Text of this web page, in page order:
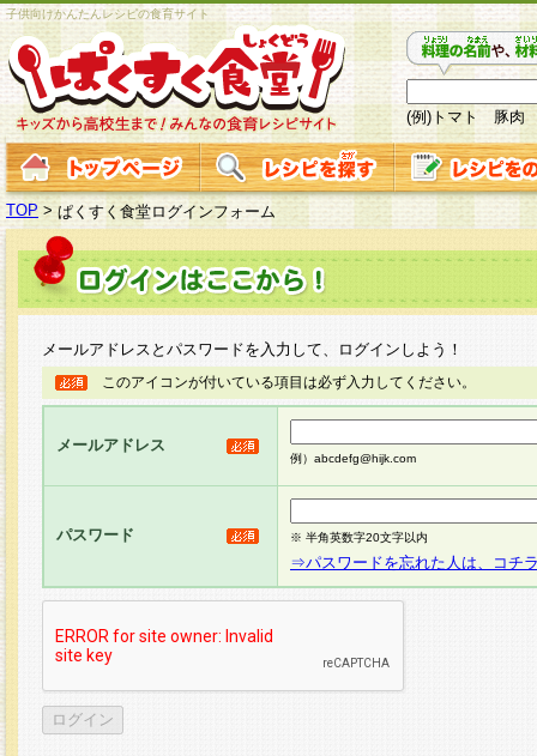
子供向けかんたんレシピの食育サイト
(例)トマト 豚肉
TOP > ぱくすく食堂ログインフォーム
メールアドレスとパスワードを入力して、ログインしよう！
このアイコンが付いている項目は必ず入力してください。
メールアドレス
例）abcdefg@hijk.com
パスワード ※ 半角英数字20文字以内
⇒パスワードを忘れた人は、コチ